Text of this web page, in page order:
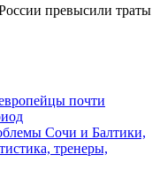
превысили траты
почти
Сочи и Балтики,
тренеры,